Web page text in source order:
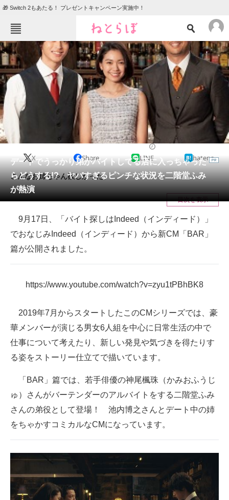
🎁 Switch 2もあたる！ プレゼントキャンペーン実施中！
ねとらぼメニュー
TOP ニュース
エンタメ クイズ
地域
住まい 教育・育児
動物 リサーチ
会員記事
メディア
注目記事を集めた総合ページ
スマホと通信の最新トレンド
ビジネスと働き方のヒント
企業ITのトレンドを詳説
経営リーダーのコミュニティ
ITエンジニア向け専門サイト
製造業のIT導入・活用を支援
デートでうっかり弟がバイトしてる店に入っちゃった
らどうする!? ヤバすぎるピンチな状況を二階堂ふみ
が熱演
X Share LINE hatena
こんなお姉ちゃん欲しかった。
目次を表示
9月17日、「バイト探しはIndeed（インディード）」
でおなじみIndeed（インディード）から新CM「BAR」
篇が公開されました。
https://www.youtube.com/watch?v=zyu1tPBhBK8
2019年7月からスタートしたこのCMシリーズでは、豪
華メンバーが演じる男女6人組を中心に日常生活の中で
仕事について考えたり、新しい発見や気づきを得たりす
る姿をストーリー仕立てで描いています。
「BAR」篇では、若手俳優の神尾楓珠（かみおふうじ
ゅ）さんがバーテンダーのアルバイトをする二階堂ふみ
さんの弟役として登場！ 池内博之さんとデート中の姉
をちゃかすコミカルなCMになっています。